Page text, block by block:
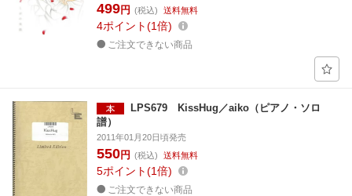
499円 (税込) 送料無料
4ポイント 1倍
ご注文できない商品
LPS679 KissHug／aiko（ピアノ・ソロ
譜）
2011年01月20日頃発売
550円 (税込) 送料無料
5ポイント 1倍
ご注文できない商品